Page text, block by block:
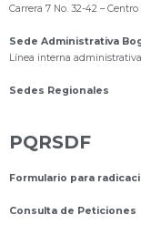
Carrera 7 No. 32-42 –
Sede Administrativa
Línea interna
Sedes Regionales
PQRSDF
Formulario para
Consulta de Peticiones